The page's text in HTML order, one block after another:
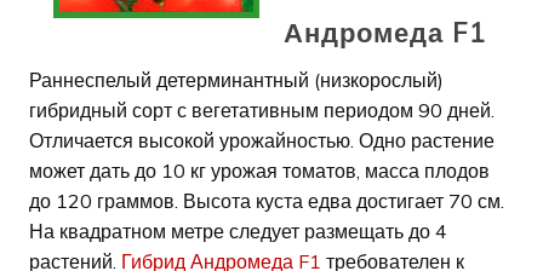
Андромеда F1
Раннеспелый детерминантный (низкорослый)
гибридный сорт с вегетативным периодом 90 дней.
Отличается высокой урожайностью. Одно растение
может дать до 10 кг урожая томатов, масса плодов
до 120 граммов. Высота куста едва достигает 70 см.
На квадратном метре следует размещать до 4
растений. Гибрид Андромеда F1 требователен к